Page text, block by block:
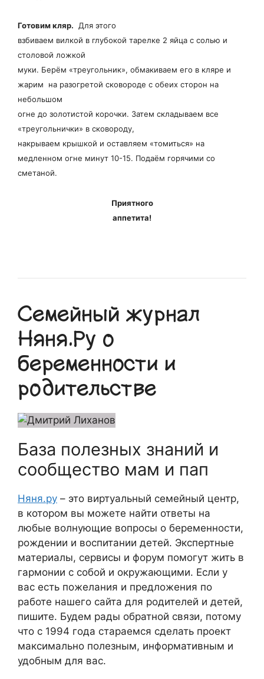
Готовим кляр. Для этого
взбиваем вилкой в глубокой тарелке 2 яйца с солью и
столовой ложкой
муки. Берём «треугольник», обмакиваем его в кляре и
жарим на разогретой сковороде с обеих сторон на
небольшом
огне до золотистой корочки. Затем складываем все
«треугольнички» в сковороду,
накрываем крышкой и оставляем «томиться» на
медленном огне минут 10-15. Подаём горячими со
сметаной.
Приятного
аппетита!
Семейный журнал
Няня.Ру о
беременности и
родительстве
База полезных знаний и
сообщество мам и пап
Няня.ру – это виртуальный семейный центр,
в котором вы можете найти ответы на
любые волнующие вопросы о беременности,
рождении и воспитании детей. Экспертные
материалы, сервисы и форум помогут жить в
гармонии с собой и окружающими. Если у
вас есть пожелания и предложения по
работе нашего сайта для родителей и детей,
пишите. Будем рады обратной связи, потому
что c 1994 года стараемся сделать проект
максимально полезным, информативным и
удобным для вас.